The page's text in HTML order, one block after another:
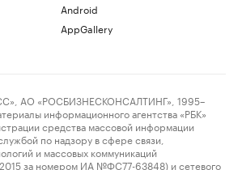
Android
AppGallery
АО «РОСБИЗНЕСКОНСАЛТИНГ», 1995–
информационного агентства «РБК»
средства массовой информации
по надзору в сфере связи,
и массовых коммуникаций
за номером ИА №ФС77-63848) и сетевого